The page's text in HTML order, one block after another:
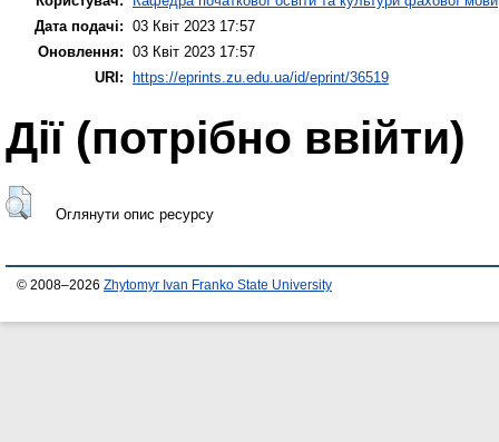
Дата подачі: 03 Квіт 2023 17:57
Оновлення: 03 Квіт 2023 17:57
URI: https://eprints.zu.edu.ua/id/eprint/36519
Дії ​​(потрібно ввійти)
Оглянути опис ресурсу
© 2008–2026 Zhytomyr Ivan Franko State University